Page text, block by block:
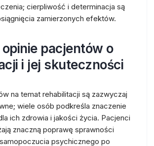
cierpliwość i determinacja są
zamierzonych efektów.
pacjentów o
i jej skuteczności
na temat rehabilitacji są zazwyczaj
wiele osób podkreśla znaczenie
ich zdrowia i jakości życia. Pacjenci
znaczną poprawę sprawności
psychicznego po